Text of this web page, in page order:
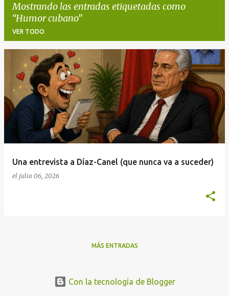
Mostrando las entradas etiquetadas como
Humor cubano
VER TODO
t
r
a
Una entrevista a Díaz-Canel (que nunca va a suceder)
el julio 06, 2026
MÁS ENTRADAS
Con la tecnología de Blogger